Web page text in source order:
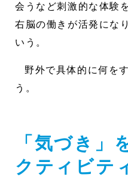
会うなど刺激的な体験
右脳の働きが活発にな
いう。
野外で具体的に何を
う。
「気づき」
クティビテ